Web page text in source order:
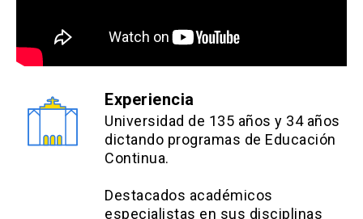
Experiencia
Universidad de 135 años y 34 años
dictando programas de Educación
Continua.
Destacados académicos
especialistas en sus disciplinas